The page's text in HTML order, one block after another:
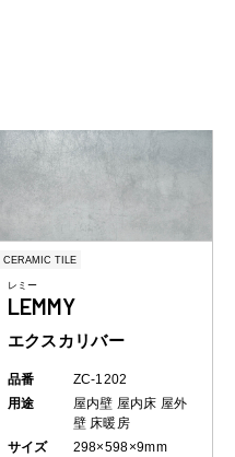
CERAMIC TILE
レミー
LEMMY
エクスカリバー
品番
ZC-1202
用途
屋内壁 屋内床 屋外
壁 床暖房
サイズ
298×598×9mm